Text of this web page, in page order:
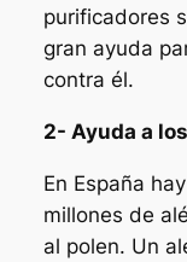
purificadores
gran ayuda
contra él.
2- Ayuda a
En España
millones de
al polen. Un